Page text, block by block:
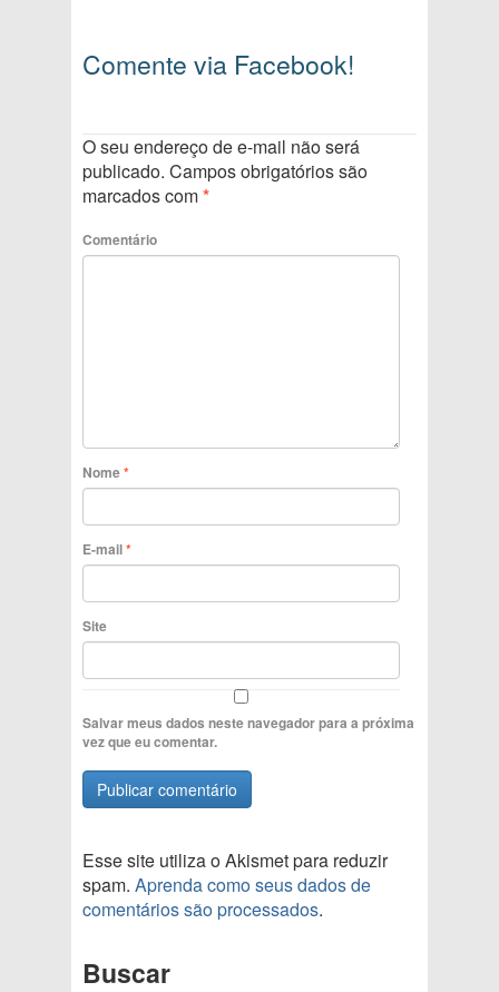
Comente via Facebook!
O seu endereço de e-mail não será
publicado. Campos obrigatórios são
marcados com*
Comentário
Nome*
E-mail*
Site
Salvar meus dados neste navegador para a próxima
vez que eu comentar.
Esse site utiliza o Akismet para reduzir
spam. Aprenda como seus dados de
comentários são processados.
Buscar